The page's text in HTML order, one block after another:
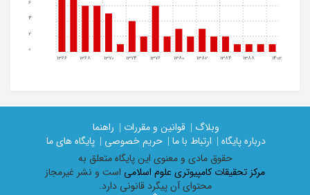
1366 1368 1370 1374 1376 1380 1382 1384 1388 1402
0
2
4
6
وبلاگ | قوانین و مقررات |
راهنما
درباره پایگاه |
ارتباط با ما | حریم خصوصی |
پایگاه های ما
حقوق مادی و معنوی اين پايگاه متعلق به
مرکز تحقیقات کامپیوتری علوم اسلامی است و نشر غیرمجاز
محتوای آن پیگرد قانونی دارد.